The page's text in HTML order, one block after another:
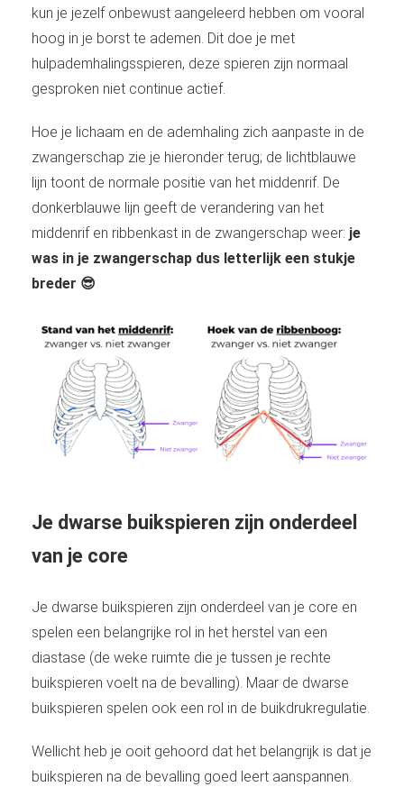
kun je jezelf onbewust aangeleerd hebben om vooral
hoog in je borst te ademen. Dit doe je met
hulpademhalingsspieren, deze spieren zijn normaal
gesproken niet continue actief.
Hoe je lichaam en de ademhaling zich aanpaste in de
zwangerschap zie je hieronder terug; de lichtblauwe
lijn toont de normale positie van het middenrif. De
donkerblauwe lijn geeft de verandering van het
middenrif en ribbenkast in de zwangerschap weer: je
was in je zwangerschap dus letterlijk een stukje
breder 😎
Je dwarse buikspieren zijn onderdeel
van je core
Je dwarse buikspieren zijn onderdeel van je core en
spelen een belangrijke rol in het herstel van een
diastase (de weke ruimte die je tussen je rechte
buikspieren voelt na de bevalling). Maar de dwarse
buikspieren spelen ook een rol in de buikdrukregulatie.
Wellicht heb je ooit gehoord dat het belangrijk is dat je
buikspieren na de bevalling goed leert aanspannen.